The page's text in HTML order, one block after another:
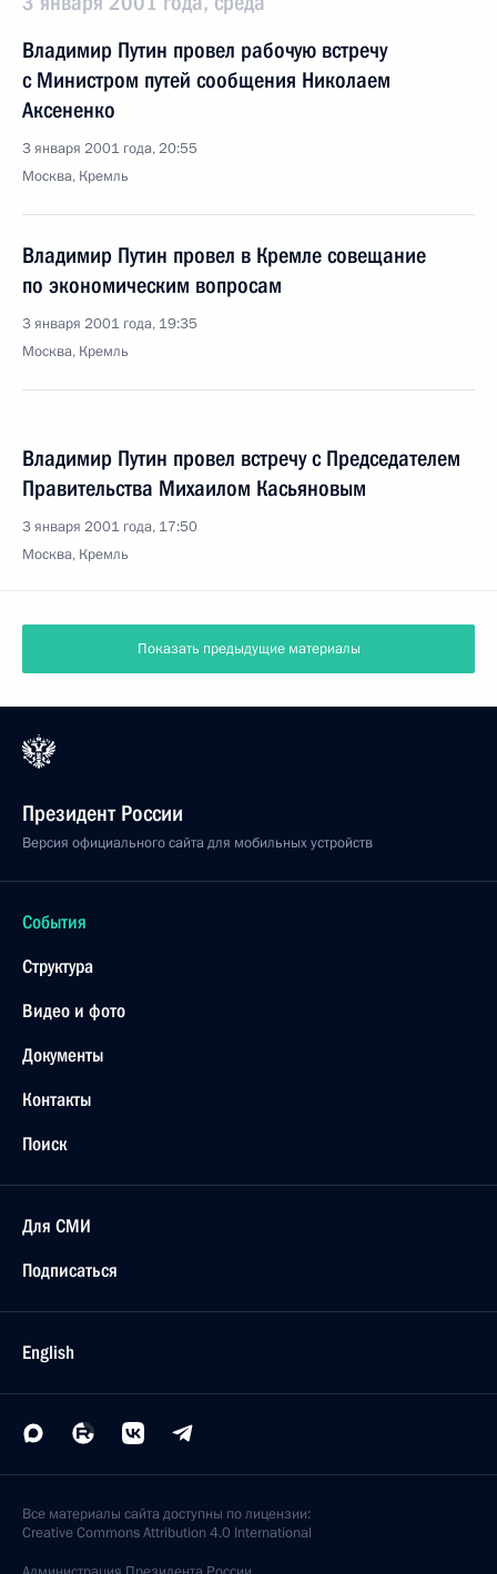
Владимир Путин провел рабочую встречу
с Министром путей сообщения Николаем
Аксененко
3 января 2001 года, 20:55
Москва, Кремль
Владимир Путин провел в Кремле совещание
по экономическим вопросам
3 января 2001 года, 19:35
Москва, Кремль
Владимир Путин провел встречу с Председателем
Правительства Михаилом Касьяновым
3 января 2001 года, 17:50
Москва, Кремль
Показать предыдущие материалы
Президент России
Версия официального сайта для мобильных устройств
События
Структура
Видео и фото
Документы
Контакты
Поиск
Для СМИ
Подписаться
English
Все материалы сайта доступны по лицензии:
Creative Commons Attribution 4.0 International